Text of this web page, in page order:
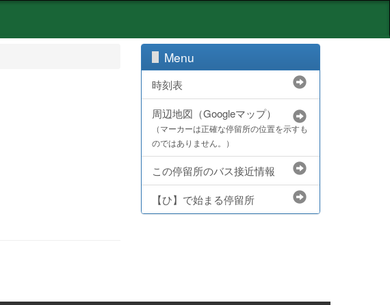
Menu
時刻表
周辺地図（Googleマップ）
（マーカーは正確な停留所の位置を示すも
のではありません。）
この停留所のバス接近情報
【ひ】で始まる停留所